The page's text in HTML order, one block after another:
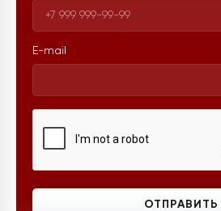
E-mail
ОТПРАВИТЬ